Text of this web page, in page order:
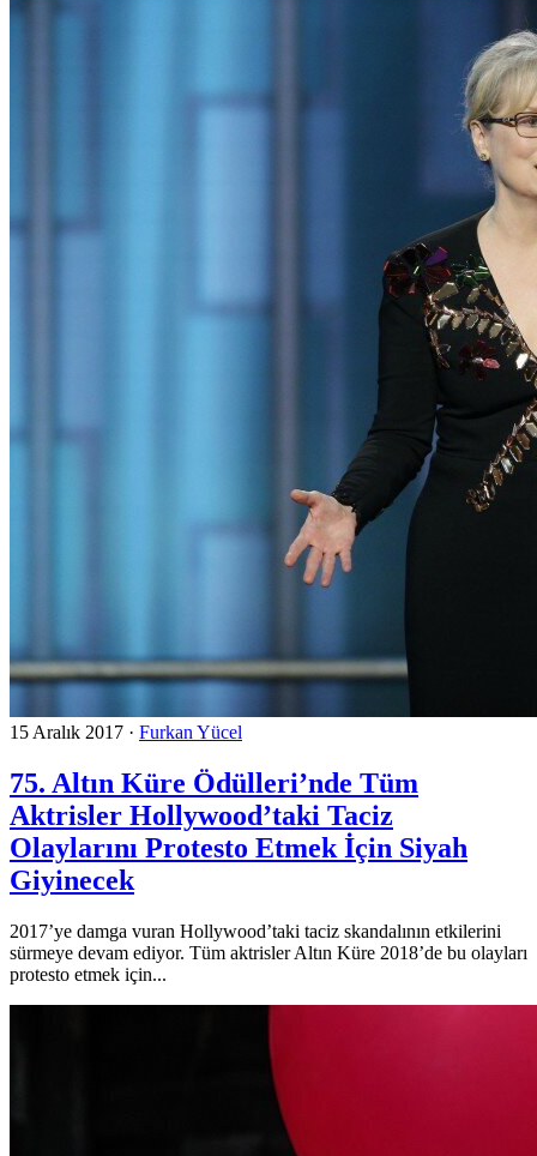
15 Aralık 2017 · Furkan Yücel
75. Altın Küre Ödülleri’nde Tüm
Aktrisler Hollywood’taki Taciz
Olaylarını Protesto Etmek İçin Siyah
Giyinecek
2017’ye damga vuran Hollywood’taki taciz skandalının etkilerini
sürmeye devam ediyor. Tüm aktrisler Altın Küre 2018’de bu olayları
protesto etmek için...